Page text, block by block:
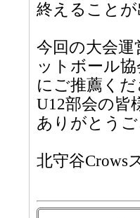
終えること
今回の大会
ットボール
にご推薦く
U12部会の皆
ありがとう
北守谷Crows